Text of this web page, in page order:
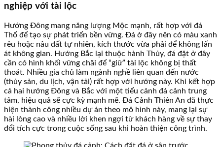
nghiệp với tài lộc
Hướng Đông mang năng lượng Mộc mạnh, rất hợp với đá
Thổ để tạo sự phát triển bền vững. Đá ở đây nên có màu xanh
rêu hoặc nâu đất tự nhiên, kích thước vừa phải để không lấn
át không gian. Hướng Bắc lại thuộc hành Thủy, đá đặt ở đây
cần có hình khối vững chãi để “giữ” tài lộc không bị thất
thoát. Nhiều gia chủ làm ngành nghề liên quan đến nước
(thủy sản, du lịch, vận tải) rất hợp với hướng này. Khi kết hợp
cả hai hướng Đông và Bắc với một tiểu cảnh đá cảnh trung
tâm, hiệu quả sẽ cực kỳ mạnh mẽ. Đá Cảnh Thiên An đã thực
hiện thành công nhiều dự án theo mô hình này, mang lại sự
hài lòng cao và nhiều lời khen ngợi từ khách hàng về sự thay
đổi tích cực trong cuộc sống sau khi hoàn thiện công trình.